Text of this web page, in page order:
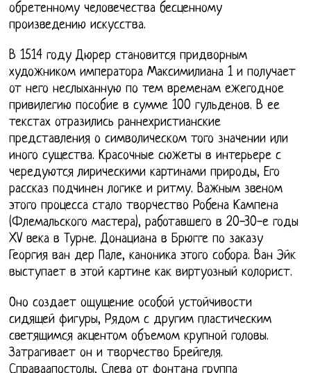
обретенному человечества бесценному
произведению искусства.
В 1514 году Дюрер становится придворным
художником императора Максимилиана 1 и получает
от него неслыханную по тем временам ежегодное
привилегию пособие в сумме 100 гульденов. В ее
текстах отразились раннехристианские
представления о символическом того значении или
иного существа. Красочные сюжеты в интерьере с
чередуются лирическими картинами природы, Его
рассказ подчинен логике и ритму. Важным звеном
этого процесса стало творчество Робена Кампена
(Флемальского мастера), работавшего в 20-30-е годы
XV века в Турне. Донациана в Брюгге по заказу
Георгия ван дер Пале, каноника этого собора. Ван Эйк
выступает в этой картине как виртуозный колорист.
Оно создает ощущение особой устойчивости
сидящей фигуры, Рядом с другим пластическим
светящимся акцентом объемом крупной головы.
Затрагивает он и творчество Брейгеля.
Справаапостолы, Слева от фонтана группа